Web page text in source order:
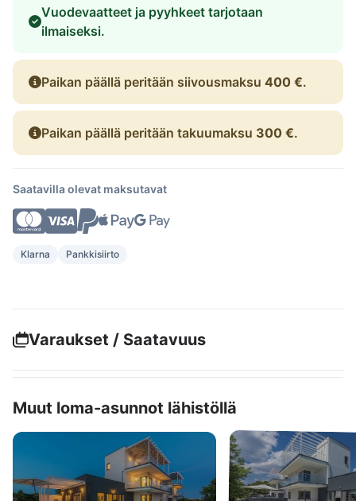
Vuodevaatteet ja pyyhkeet tarjotaan
ilmaiseksi.
Paikan päällä peritään siivousmaksu 400 €.
Paikan päällä peritään takuumaksu 300 €.
Saatavilla olevat maksutavat
Klarna Pankkisiirto
Varaukset / Saatavuus
Muut loma-asunnot lähistöllä